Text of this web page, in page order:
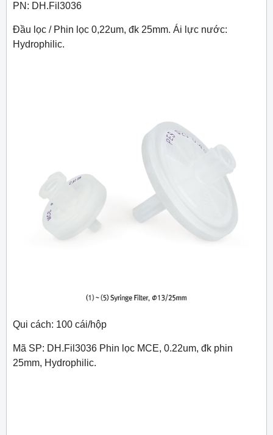
PN: DH.Fil3036
Đầu lọc / Phin lọc 0,22um, đk 25mm. Ái lực nước:
Hydrophilic.
Qui cách: 100 cái/hộp
Mã SP: DH.Fil3036 Phin lọc MCE, 0.22um, đk phin
25mm, Hydrophilic.